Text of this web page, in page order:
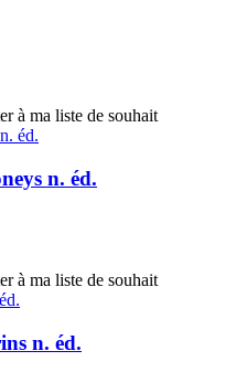
à ma liste de souhait
n. éd.
à ma liste de souhait
n. éd.